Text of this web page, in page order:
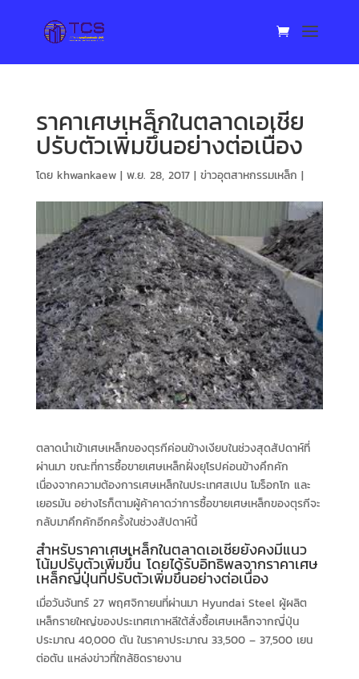
ราคาเศษเหล็กในตลาดเอเชีย
ปรับตัวเพิ่มขึ้นอย่างต่อเนื่อง
โดย khwankaew| พ.ย. 28, 2017| ข่าวอุตสาหกรรมเหล็ก |
ตลาดนำเข้าเศษเหล็กของตุรกีค่อนข้างเงียบในช่วงสุดสัปดาห์ที่
ผ่านมา ขณะที่การซื้อขายเศษเหล็กฝั่งยุโรปค่อนข้างคึกคัก
เนื่องจากความต้องการเศษเหล็กในประเทศสเปน โมร็อกโก และ
เยอรมัน อย่างไรก็ตามผู้ค้าคาดว่าการซื้อขายเศษเหล็กของตุรกีจะ
กลับมาคึกคักอีกครั้งในช่วงสัปดาห์นี้
สำหรับราคาเศษเหล็กในตลาดเอเชียยังคงมีแนว
โน้มปรับตัวเพิ่มขึ้น โดยได้รับอิทธิพลจากราคาเศษ
เหล็กญี่ปุ่นที่ปรับตัวเพิ่มขึ้นอย่างต่อเนื่อง
เมื่อวันจันทร์ 27 พฤศจิกายนที่ผ่านมา Hyundai Steel ผู้ผลิต
เหล็กรายใหญ่ของประเทศเกาหลีใต้สั่งซื้อเศษเหล็กจากญี่ปุ่น
ประมาณ 40,000 ตัน ในราคาประมาณ 33,500 – 37,500 เยน
ต่อตัน แหล่งข่าวที่ใกล้ชิดรายงาน